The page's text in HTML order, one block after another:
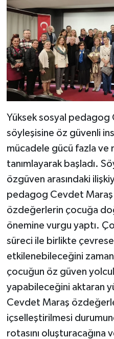
Yüksek sosyal pedagog
söyleşisine öz güvenli
mücadele gücü fazla ve
tanımlayarak başladı.
özgüven arasındaki
pedagog Cevdet Maraş
özdeğerlerin çocuğa
önemine vurgu yaptı.
süreci ile birlikte
etkilenebileceğini
çocuğun öz güven
yapabileceğini aktaran
Cevdet Maraş
içselleştirilmesi
rotasını oluşturacağına